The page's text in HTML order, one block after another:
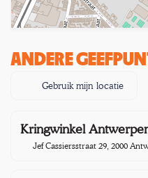
ANDERE
Gebruik mijn locatie
Kringwinkel
Jef Cassiersstraat 29, 2000